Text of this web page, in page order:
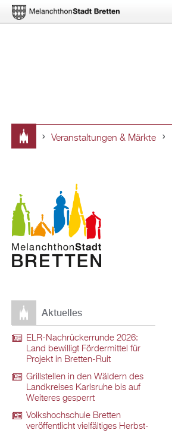
hier
Veranstaltungen & Märkte
Aktuelles
ELR-Nachrückerrunde 2026:
Land bewilligt Fördermittel für
Projekt in Bretten-Ruit
Grillstellen in den Wäldern des
Landkreises Karlsruhe bis auf
Weiteres gesperrt
Volkshochschule Bretten
veröffentlicht vielfältiges Herbst-